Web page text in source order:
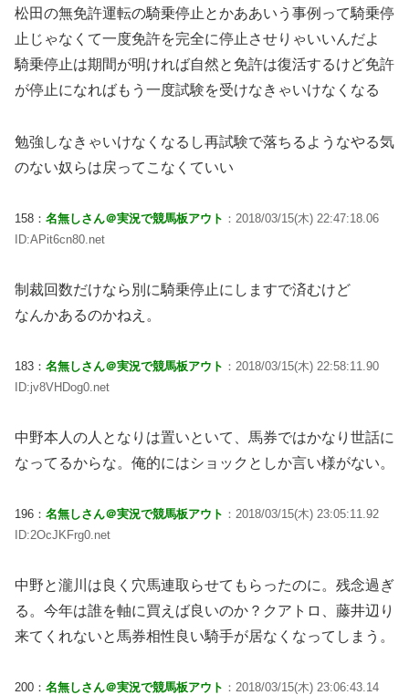
松田の無免許運転の騎乗停止とかああいう事例って騎乗停
止じゃなくて一度免許を完全に停止させりゃいいんだよ
騎乗停止は期間が明ければ自然と免許は復活するけど免許
が停止になればもう一度試験を受けなきゃいけなくなる
勉強しなきゃいけなくなるし再試験で落ちるようなやる気
のない奴らは戻ってこなくていい
158： 名無しさん＠実況で競馬板アウト ：2018/03/15(木) 22:47:18.06
ID:APit6cn80.net
制裁回数だけなら別に騎乗停止にしますで済むけど
なんかあるのかねえ。
183： 名無しさん＠実況で競馬板アウト ：2018/03/15(木) 22:58:11.90
ID:jv8VHDog0.net
中野本人の人となりは置いといて、馬券ではかなり世話に
なってるからな。俺的にはショックとしか言い様がない。
196： 名無しさん＠実況で競馬板アウト ：2018/03/15(木) 23:05:11.92
ID:2OcJKFrg0.net
中野と瀧川は良く穴馬連取らせてもらったのに。残念過ぎ
る。今年は誰を軸に買えば良いのか？クアトロ、藤井辺り
来てくれないと馬券相性良い騎手が居なくなってしまう。
200： 名無しさん＠実況で競馬板アウト ：2018/03/15(木) 23:06:43.14